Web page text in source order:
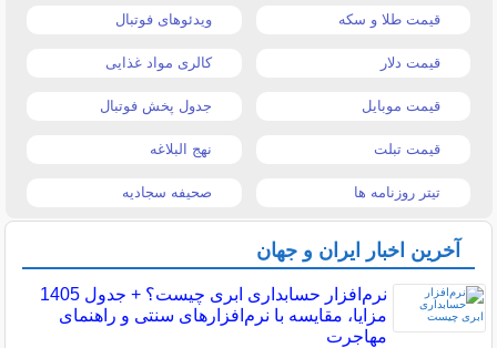
قیمت طلا و سکه ویدئوهای فوتبال
قیمت دلار کالری مواد غذایی
قیمت موبایل جدول پخش فوتبال
قیمت تبلت نهج البلاغه
تیتر روزنامه ها صحیفه سجادیه
آخرین اخبار ایران و جهان
نرم‌افزار حسابداری ابری چیست؟ + جدول 1405
مزایا، مقایسه با نرم‌افزارهای سنتی و راهنمای
مهاجرت